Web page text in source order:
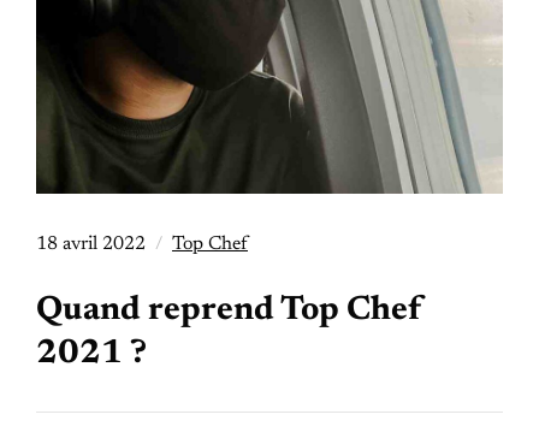
18 avril 2022 Top Chef
Quand reprend Top Chef
2021 ?